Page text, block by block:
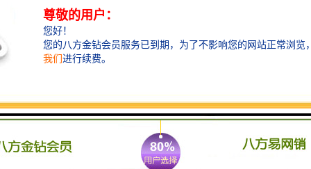
电，蓄电池会自动供给仪器继续工作。 6、橡皮管或泵
有漏气现象，应进行检修。 7、U池已用完，需要更换。
如用蓄电池则需要重新充电； 8、高温高湿季节，吸收
吸时，不会进入流量计和抽气泵中。